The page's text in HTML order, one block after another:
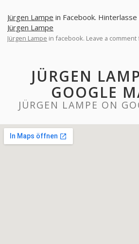
Jürgen Lampe in Facebook.
Jürgen Lampe
Jürgen Lampe in facebook. Leave a comment
JÜRGEN
GOOGLE
JÜRGEN LAMPE ON